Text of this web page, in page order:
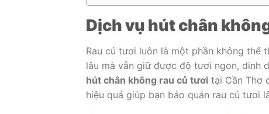
Dịch vụ hút chân
Rau củ tươi luôn là một phần không thể
lâu mà vẫn giữ được độ tươi ngon, dinh
hút chân không rau củ tươi tại Cần Thơ
hiệu quả giúp bạn bảo quản rau củ tươi